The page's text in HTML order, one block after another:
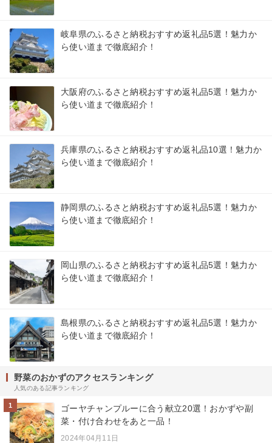
岐阜県のふるさと納税おすすめ返礼品5選！魅力か
ら使い道まで徹底紹介！
大阪府のふるさと納税おすすめ返礼品5選！魅力か
ら使い道まで徹底紹介！
兵庫県のふるさと納税おすすめ返礼品10選！魅力か
ら使い道まで徹底紹介！
静岡県のふるさと納税おすすめ返礼品5選！魅力か
ら使い道まで徹底紹介！
岡山県のふるさと納税おすすめ返礼品5選！魅力か
ら使い道まで徹底紹介！
島根県のふるさと納税おすすめ返礼品5選！魅力か
ら使い道まで徹底紹介！
野菜のおかずのアクセスランキング
人気のある記事ランキング
1
ゴーヤチャンプルーに合う献立20選！おかずや副
菜・付け合わせをあと一品！
2024年04月11日